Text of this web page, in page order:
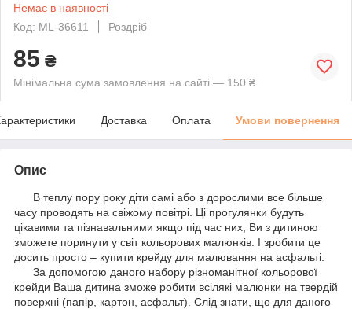
Немає в наявності
Код: ML-36611
Роздріб
85 ₴
Мінімальна сума замовлення на сайті — 150 ₴
Доставка Оплата Умови повернення
Опис
В теплу пору року діти самі або з дорослими все більше
часу проводять на свіжому повітрі. Ці прогулянки будуть
цікавими та пізнавальними якщо під час них, Ви з дитиною
зможете поринути у світ кольорових малюнків. І зробити це
досить просто – купити крейду для малювання на асфальті.
За допомогою даного набору різноманітної кольорової
крейди Ваша дитина зможе робити всілякі малюнки на твердій
поверхні (папір, картон, асфальт). Слід знати, що для даного